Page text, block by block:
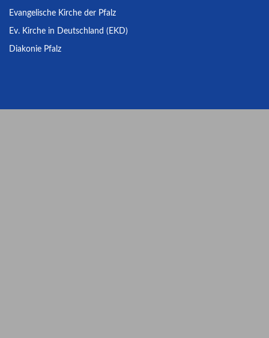
Evangelische Kirche der Pfalz
Ev. Kirche in Deutschland (EKD)
Diakonie Pfalz